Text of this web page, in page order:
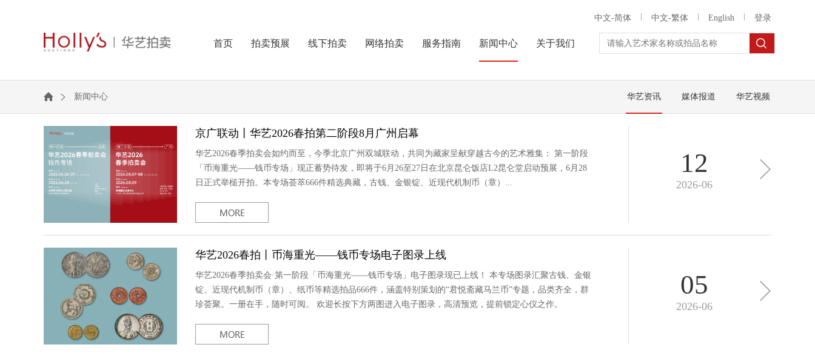
中文-简体 中文-繁体 English 登录
首页 拍卖预展 线下拍卖 网络拍卖 服务指南 新闻中心 关于我们
华艺资讯 媒体报道 华艺视频
新闻中心
京广联动丨华艺2026春拍第二阶段8月广州启幕
华艺2026春季拍卖会如约而至，今季北京广州双城联动，共同为藏家呈献穿越古今的艺术雅集： 第一阶段
「币海重光——钱币专场」现正蓄势待发，即将于6月26至27日在北京昆仑饭店L2昆仑堂启动预展，6月28
日正式举槌开拍。本专场荟萃666件精选典藏，古钱、金银锭、近现代机制币（章）...
12
2026-06
华艺2026春拍丨币海重光——钱币专场电子图录上线
华艺2026春季拍卖会·第一阶段「币海重光——钱币专场」电子图录现已上线！ 本专场图录汇聚古钱、金银
锭、近现代机制币（章）、纸币等精选拍品666件，涵盖特别策划的“君悦斋藏马兰币”专题，品类齐全，群
珍荟聚。一册在手，随时可阅。 欢迎长按下方两图进入电子图录，高清预览，提前锁定心仪之作。
05
2026-06